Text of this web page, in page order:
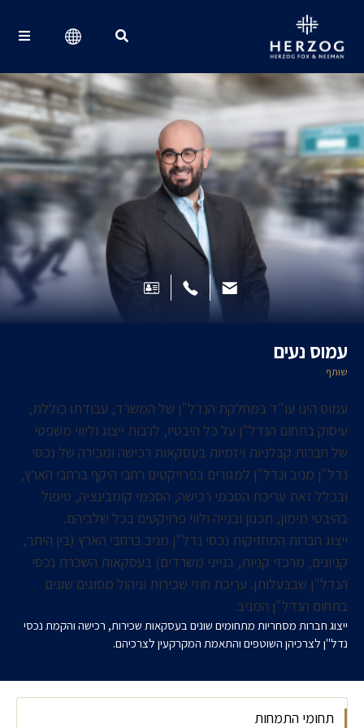
עמוס נעים
שותף
עמוס הינו עו"ד במחלקת הנדל"ן של המשרד, עבודתו כוללת,
עיסוק בתחום הנדל"ן על כל היבטיו, לרבות ייצוג וליווי משפטי
של חברות קבלניות ויזמיות בעסקאות רכישה ומכירה של נכסי
נדל"ן מניב ונדל"ן למגורים בפרויקטים רחבי היקף ברחבי הארץ,
ובכלל זאת עריכת הסכמי רכישה, הסכמי קומבינציה, טיפול
בהיבטי מימון, תכנון ובנייה ולווי פרויקטים בכל שלביהם.
ייצוג חברות המחזיקות נכסי נדל"ן מניב ברחבי הארץ (בין היתר,
קניונים, מרכזי קניות, בנייני משרדים) בעסקאות השכרת נכסי
הנדל"ן שבבעלותן. עריכת חוזי שכירות וניהול מסוגים שונים
בתחום הנדל"ן המניב.
ייצוג חברות מסחריות מתחומים שונים בעסקאות שכירות, רכישה והקמת נכסי
נדל"ן לצרכיהן השוטפים והתאמת המקרקעין לצרכיהם.
תחומי התמחות